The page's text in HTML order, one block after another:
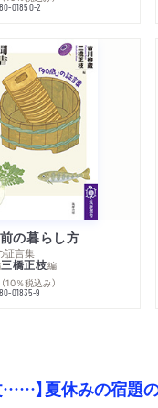
「日本の右傾
01850-2
の暮らし方
証言集
三橋正枝編
（10％税込み）
01835-9
……】夏休みの宿題